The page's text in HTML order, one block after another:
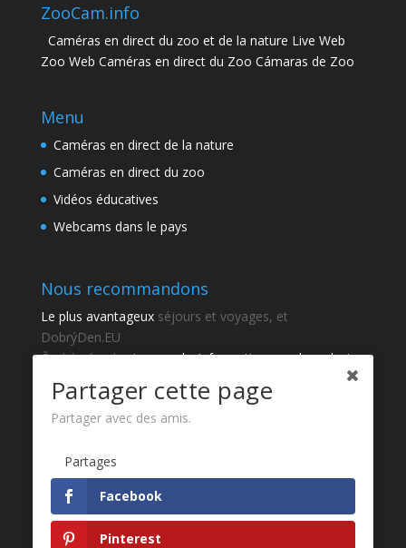
ZooCam.info
Caméras en direct du zoo et de la nature Live Web
Zoo Web Caméras en direct du Zoo Cámaras de Zoo
Menu
Caméras en direct de la nature
Caméras en direct du zoo
Vidéos éducatives
Webcams dans le pays
Nous recommandons
Le plus avantageux séjours et voyages, et
DobrýDen.EU
Českénávodyet manuels. Informations sur le cadastre
Cadastre d'observation
Comment s'inscrire àrecettes ?
Merci
Fotografie zPixabay
Développement du site web - Jan Brokeš, Brofi.eu
Partager cette page
Partager avec des amis.
Partages
Facebook
Pinterest